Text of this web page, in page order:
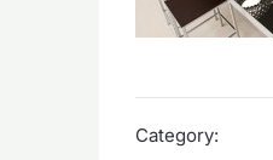
Category: